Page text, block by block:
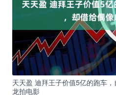
天天盈 迪拜王子价值5亿的跑车
龙拍电影